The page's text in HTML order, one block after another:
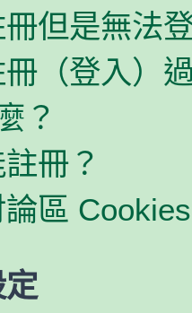
但是無法
（登入）
？
冊？
論區